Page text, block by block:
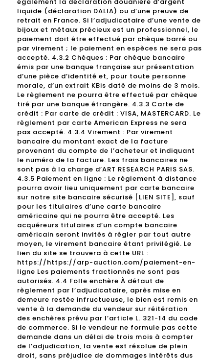
liquide (déclaration DALIA) ou d’une preuve de
retrait en France. Si l’adjudicataire d’une vente de
bijoux et métaux précieux est un professionnel, le
paiement doit être effectué par chèque barré ou
par virement ; le paiement en espèces ne sera pas
accepté. 4.3.2 Chèques : Par chèque bancaire
émis par une banque française sur présentation
d’une pièce d’identité et, pour toute personne
morale, d’un extrait KBis daté de moins de 3 mois.
Le règlement ne pourra être effectué par chèque
tiré par une banque étrangère. 4.3.3 Carte de
crédit : Par carte de crédit : VISA, MASTERCARD. Le
règlement par carte American Express ne sera
pas accepté. 4.3.4 Virement : Par virement
bancaire du montant exact de la facture
provenant du compte de l’acheteur et indiquant
le numéro de la facture. Les frais bancaires ne
sont pas à la charge d’ART RESEARCH PARIS SAS.
4.3.5 Paiement en ligne : Le règlement à distance
pourra avoir lieu uniquement par carte bancaire
sur notre site bancaire sécurisé [LIEN SITE], sauf
pour les titulaires d’une carte bancaire
américaine qui ne pourra être accepté. Les
acquéreurs titulaires d’un compte bancaire
américain seront invités à régler par tout autre
moyen, le virement bancaire étant privilégié. Le
lien du site se trouvera à cette URL :
https://https://arp-auction.com/paiement-en-
ligne Les paiements fractionnés ne sont pas
autorisés. 4.4 Folle enchère À défaut de
règlement par l’adjudicataire, après mise en
demeure restée infructueuse, le bien est remis en
vente à la demande du vendeur sur réitération
des enchères prévu par l’article L. 321-14 du code
de commerce. Si le vendeur ne formule pas cette
demande dans un délai de trois mois à compter
de l’adjudication, la vente est résolue de plein
droit, sans préjudice de dommages intérêts dus